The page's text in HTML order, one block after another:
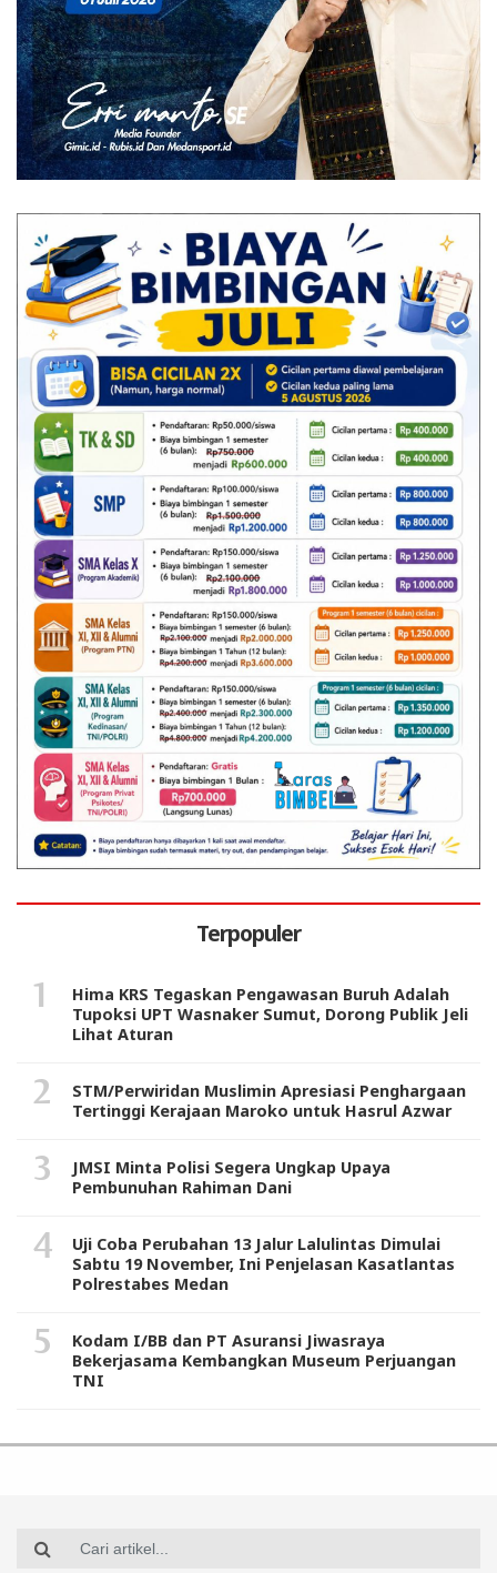
Terpopuler
Hima KRS Tegaskan Pengawasan Buruh Adalah
Tupoksi UPT Wasnaker Sumut, Dorong Publik Jeli
Lihat Aturan
STM/Perwiridan Muslimin Apresiasi Penghargaan
Tertinggi Kerajaan Maroko untuk Hasrul Azwar
JMSI Minta Polisi Segera Ungkap Upaya
Pembunuhan Rahiman Dani
Uji Coba Perubahan 13 Jalur Lalulintas Dimulai
Sabtu 19 November, Ini Penjelasan Kasatlantas
Polrestabes Medan
Kodam I/BB dan PT Asuransi Jiwasraya
Bekerjasama Kembangkan Museum Perjuangan
TNI